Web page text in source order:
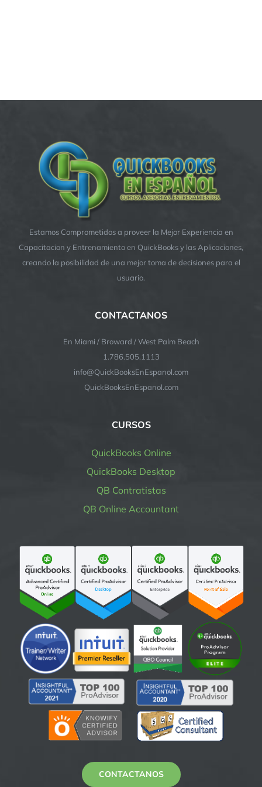
Estamos Comprometidos a proveer la Mejor Experiencia en
Capacitacion y Entrenamiento en QuickBooks y las Aplicaciones,
creando la posibilidad de una mejor toma de decisiones para el
usuario.
CONTACTANOS
En Miami / Broward / West Palm Beach
1.786.505.1113
info@QuickBooksEnEspanol.com
QuickBooksEnEspanol.com
CURSOS
QuickBooks Online
QuickBooks Desktop
QB Contratistas
QB Online Accountant
CONTACTANOS